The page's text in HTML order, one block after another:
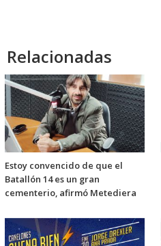
Relacionadas
Estoy convencido de que el
Batallón 14 es un gran
cementerio, afirmó Metediera